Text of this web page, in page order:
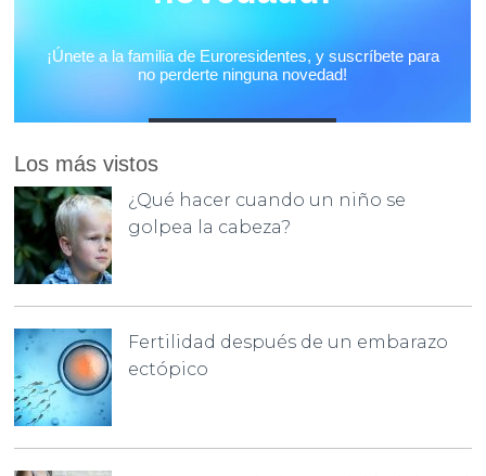
Los más vistos
¿Qué hacer cuando un niño se
golpea la cabeza?
Fertilidad después de un embarazo
ectópico